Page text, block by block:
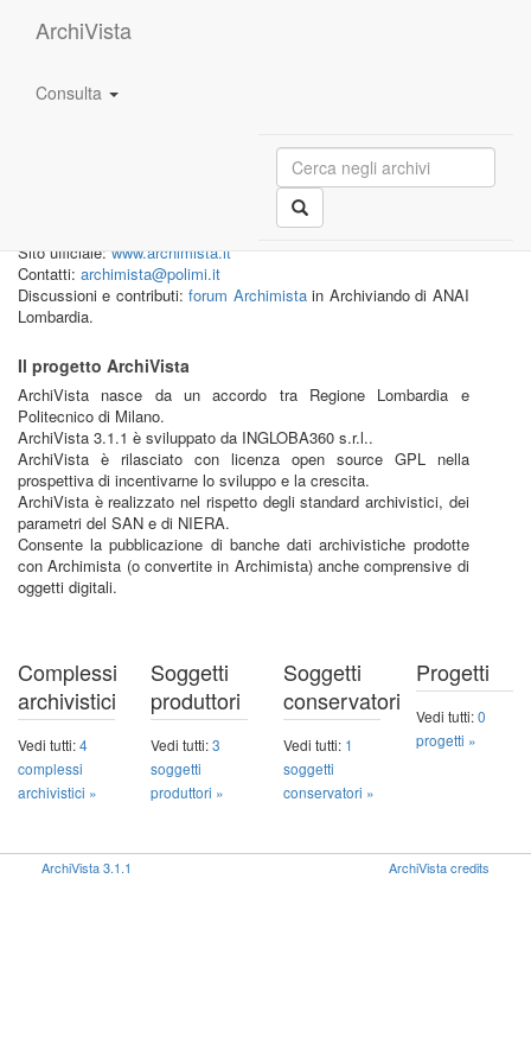
ArchiVista
Consulta
Applicazione web multipiattaforma gratuita ed open source per la
pubblicazione di banche dati archivistiche prodotte con il software
Sito ufficiale:www.archimista.it
Contatti: archimista@polimi.it
Discussioni e contributi:forum Archimistain Archiviando di ANAI
Lombardia.
Il progetto ArchiVista
ArchiVista nasce da un accordo tra Regione Lombardia e
Politecnico di Milano.
ArchiVista 3.1.1 è sviluppato da INGLOBA360 s.r.l..
ArchiVista è rilasciato con licenza open source GPL nella
prospettiva di incentivarne lo sviluppo e la crescita.
ArchiVista è realizzato nel rispetto degli standard archivistici, dei
parametri del SAN e di NIERA.
Consente la pubblicazione di banche dati archivistiche prodotte
con Archimista (o convertite in Archimista) anche comprensive di
oggetti digitali.
Complessi
archivistici
Vedi tutti:4
complessi
archivistici »
Soggetti
produttori
Vedi tutti:3
soggetti
produttori »
Soggetti
conservatori
Vedi tutti: 1
soggetti
conservatori »
Progetti
Vedi tutti:0
progetti »
ArchiVista 3.1.1 ArchiVista credits